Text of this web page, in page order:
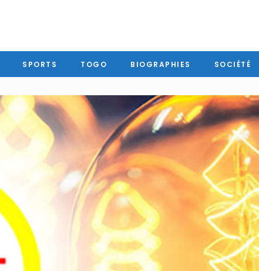
SPORTS TOGO BIOGRAPHIES SOCIÉTÉ